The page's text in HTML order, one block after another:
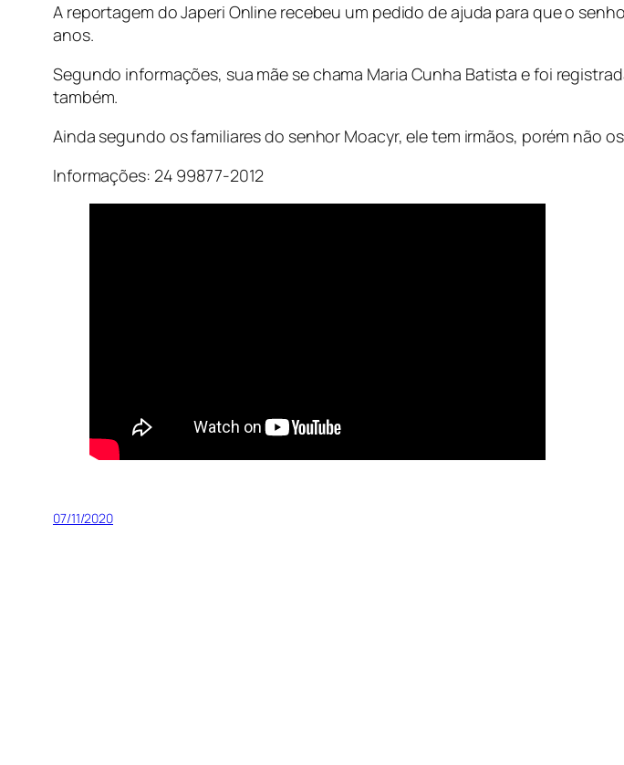
A reportagem do Japeri Online recebeu um pedido de ajuda para que o
anos.
Segundo informações, sua mãe se chama Maria Cunha Batista e foi
também.
Ainda segundo os familiares do senhor Moacyr, ele tem irmãos, porém não
Informações: 24 99877-2012
07/11/2020